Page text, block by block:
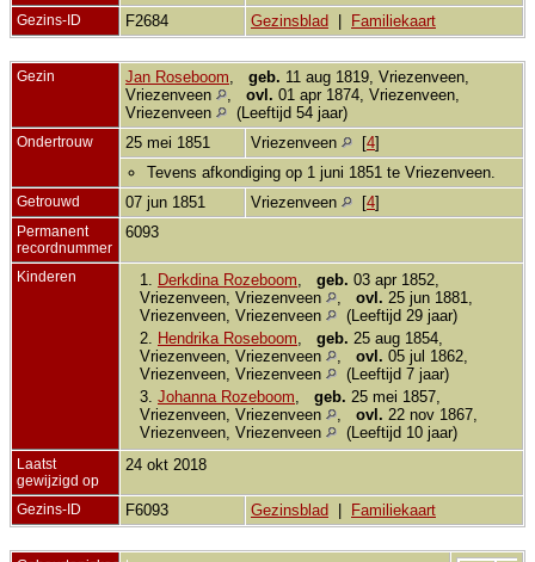
Gezins-ID F2684 Gezinsblad Familiekaart
Gezin Jan Roseboom geb. 11 aug 1819, Vriezenveen,
Vriezenveen
ovl. 01 apr 1874, Vriezenveen,
Vriezenveen
(Leeftijd 54 jaar)
Ondertrouw 25 mei 1851 Vriezenveen [4]
Tevens afkondiging op 1 juni 1851 te Vriezenveen.
Getrouwd 07 jun 1851 Vriezenveen [4]
Permanent
recordnummer
6093
Kinderen 1. Derkdina Rozeboom geb. 03 apr 1852,
Vriezenveen, Vriezenveen
ovl. 25 jun 1881,
Vriezenveen, Vriezenveen
(Leeftijd 29 jaar)
2.
Hendrika Roseboom geb. 25 aug 1854,
Vriezenveen, Vriezenveen
ovl. 05 jul 1862,
Vriezenveen, Vriezenveen
(Leeftijd 7 jaar)
3. Johanna Rozeboom geb. 25 mei 1857,
Vriezenveen, Vriezenveen
ovl. 22 nov 1867,
Vriezenveen, Vriezenveen
(Leeftijd 10 jaar)
Laatst
gewijzigd op
24 okt 2018
Gezins-ID F6093 Gezinsblad Familiekaart